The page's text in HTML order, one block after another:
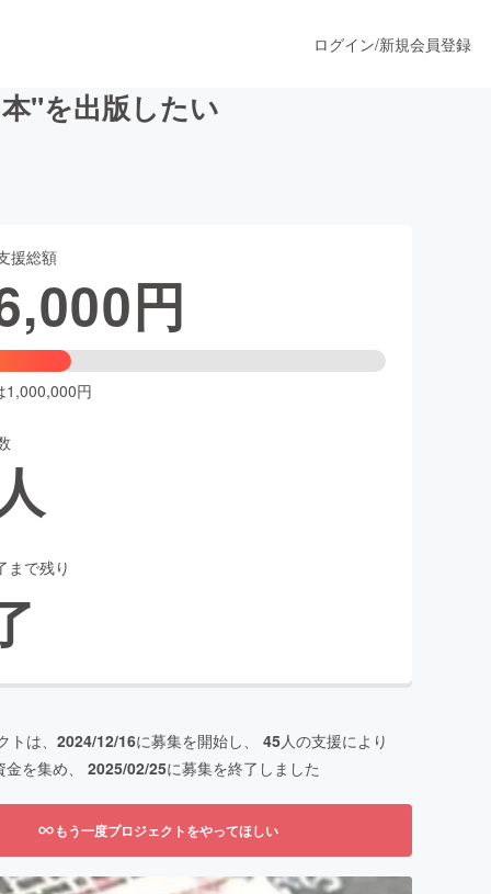
ファッション
ログイン/新規会員登録
"を出版したい
援総額
円
1,000,000円
まで残り
は、 2024/12/16に募集を開始し、 45人の支援により
金を集め、 2025/02/25に募集を終了しました
もう一度プロジェクトをやってほしい